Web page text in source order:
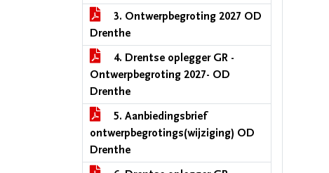
3. Ontwerpbegroting 2027 OD
Drenthe
4. Drentse oplegger GR -
Ontwerpbegroting 2027- OD
Drenthe
5. Aanbiedingsbrief
ontwerpbegrotings(wijziging) OD
Drenthe